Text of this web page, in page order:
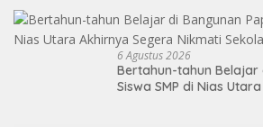
6 Agustus 2026
Bertahun-tahun Belajar
Siswa SMP di Nias